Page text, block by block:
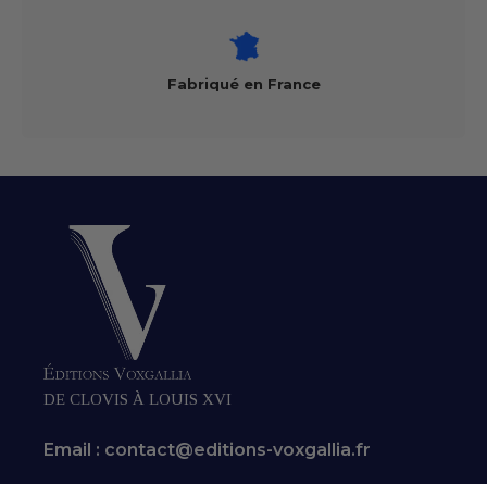
Fabriqué en France
DE CLOVIS À LOUIS XVI
Email : contact@editions-voxgallia.fr